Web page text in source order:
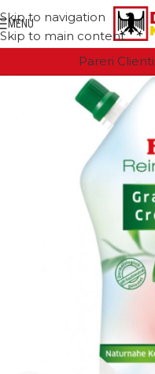
Skip to navigation
Skip to main content
MENU
Pareri Clienti